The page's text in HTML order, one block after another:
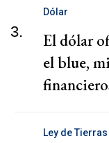
3.
Dólar
El dólar
el blue,
Ley de Tierras